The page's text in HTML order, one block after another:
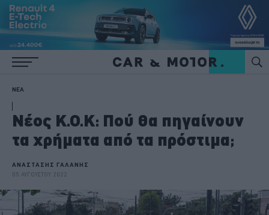
ΝΕΑ
Νέος Κ.Ο.Κ: Πού θα πηγαίνουν
τα χρήματα από τα πρόστιμα;
ΑΝΑΣΤΑΣΗΣ ΓΑΛΑΝΗΣ
05 ΑΥΓΟΥΣΤΟΥ 2022